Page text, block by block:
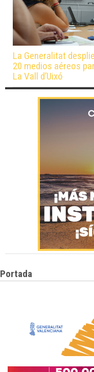
La Generalitat
20 medios aéreos
La Vall d’Uixó
Portada